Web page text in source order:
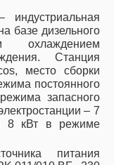
базе дизельного
охлаждением
Станция
место сборки
постоянного
запасного
– 7
8 кВт в режиме
питания